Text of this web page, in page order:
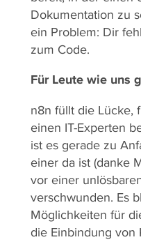
Dokumentation zu
ein Problem: Dir
zum Code.
Für Leute wie uns
n8n füllt die Lücke,
einen IT-Experten
ist es gerade zu
einer da ist (danke
vor einer
verschwunden. Es
Möglichkeiten für
die Einbindung von